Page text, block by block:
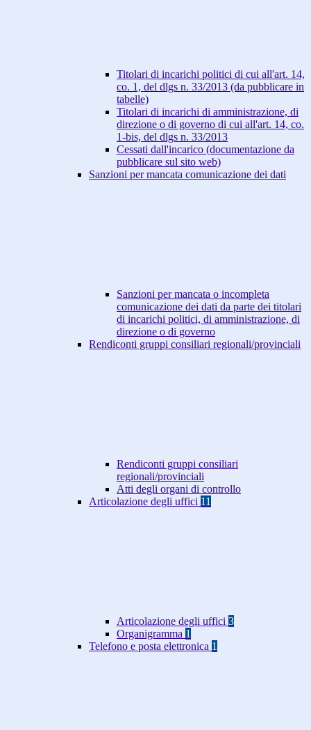
Titolari di incarichi politici di cui all'art. 14,
co. 1, del dlgs n. 33/2013 (da pubblicare in
tabelle)
Titolari di incarichi di amministrazione, di
direzione o di governo di cui all'art. 14, co.
1-bis, del dlgs n. 33/2013
Cessati dall'incarico (documentazione da
pubblicare sul sito web)
Sanzioni per mancata comunicazione dei dati
Sanzioni per mancata o incompleta
comunicazione dei dati da parte dei titolari
di incarichi politici, di amministrazione, di
direzione o di governo
Rendiconti gruppi consiliari regionali/provinciali
Rendiconti gruppi consiliari
regionali/provinciali
Atti degli organi di controllo
Articolazione degli uffici 11
Articolazione degli uffici 3
Organigramma 1
Telefono e posta elettronica 1